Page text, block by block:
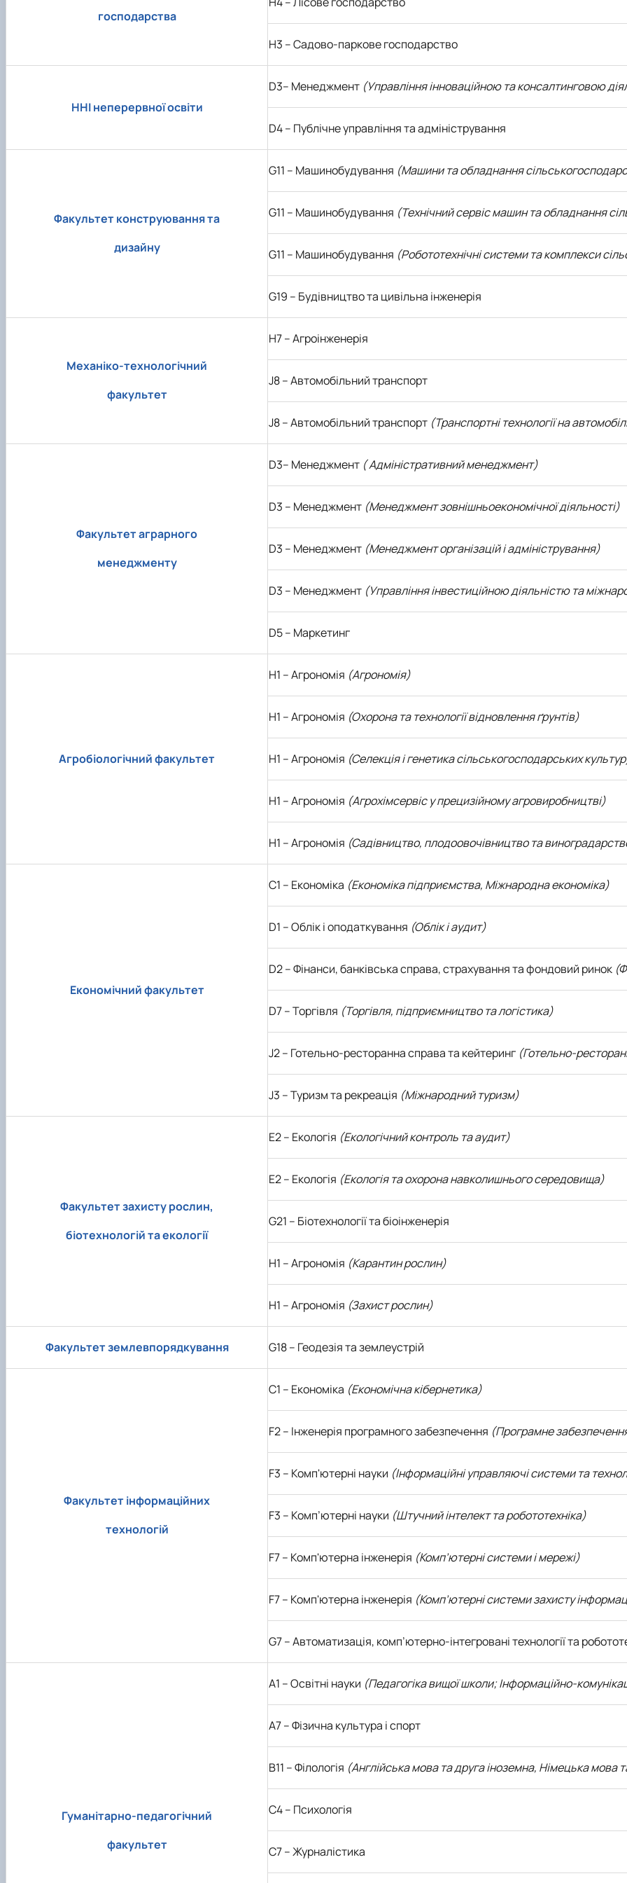
господарства
H3 – Садово-паркове господарство
ННІ неперервної освіти
D3– Менеджмент (Управління інноваційною та консалтинговою
D4 – Публічне управління та адміністрування
Факультет конструювання та
дизайну
G11 – Машинобудування (Машини та обладнання
G11 – Машинобудування (Технічний сервіс машин та обладнання
G11 – Машинобудування (Робототехнічні системи та комплекси
G19 – Будівництво та цивільна інженерія
Механіко-технологічний
факультет
H7– Агроінженерія
J8– Автомобільний транспорт
J8 – Автомобільний транспорт (Транспортні технології на
Факультет аграрного
менеджменту
D3– Менеджмент ( Адміністративний менеджмент)
D3 – Менеджмент (Менеджмент зовнішньоекономічної діяльності)
D3 – Менеджмент (Менеджмент організацій і адміністрування)
D3 – Менеджмент (Управління інвестиційною діяльністю та
D5– Маркетинг
Агробіологічний факультет
H1 – Агрономія (Агрономія)
H1 – Агрономія (Охорона та технології відновлення ґрунтів)
H1 – Агрономія (Селекція і генетика сільськогосподарських
H1 – Агрономія (Агрохімсервіс у прецизійному агровиробництві)
H1 – Агрономія (Садівництво, плодоовочівництво та
Економічний факультет
С1 – Економіка (Економіка підприємства, Міжнародна економіка)
D1 – Облік і оподаткування (Облік і аудит)
D2 – Фінанси, банківська справа, страхування та фондовий ринок
D7 – Торгівля (Торгівля, підприємництво та логістика)
J2 – Готельно-ресторанна справа та кейтеринг (Готельно-
J3 – Туризм та рекреація (Міжнародний туризм)
Факультет захисту рослин,
біотехнологій та екології
E2 – Екологія (Екологічний контроль та аудит)
E2 – Екологія (Екологія та охорона навколишнього середовища)
G21 – Біотехнології та біоінженерія
H1 – Агрономія (Карантин рослин)
H1 – Агрономія (Захист рослин)
Факультетземлевпорядкування G18– Геодезія та землеустрій
Факультет інформаційних
технологій
C1 – Економіка (Економічна кібернетика)
F2 – Інженерія програмного забезпечення (Програмне
F3 – Комп'ютерні науки (Інформаційні управляючі системи та
F3 – Комп’ютерні науки (Штучний інтелект та робототехніка)
F7 – Комп'ютерна інженерія (Комп’ютерні системи і мережі)
F7 – Комп'ютерна інженерія (Комп’ютерні системи захисту
G7 – Автоматизація, комп’ютерно-інтегровані технології та
Гуманітарно-педагогічний
факультет
А1 – Освітні науки (Педагогіка вищої школи; Інформаційно-
А7 – Фізична культура і спорт
В11 – Філологія (Англійська мова та друга іноземна, Німецька мова
С4 – Психологія
С7 – Журналістика